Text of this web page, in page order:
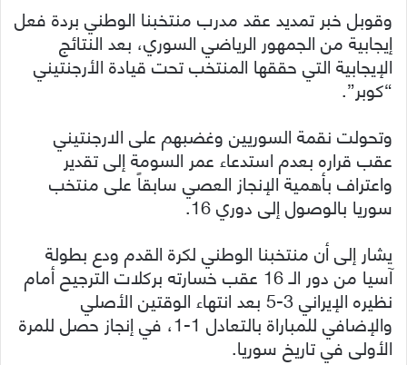
وقوبل خبر تمديد عقد مدرب منتخبنا الوطني بردة فعل
إيجابية من الجمهور الرياضي السوري، بعد النتائج
الإيجابية التي حققها المنتخب تحت قيادة الأرجنتيني
“كوبر”.
وتحولت نقمة السوريين وغضبهم على الارجنتيني
عقب قراره بعدم استدعاء عمر السومة إلى تقدير
واعتراف بأهمية الإنجاز العصي سابقاً على منتخب
سوريا بالوصول إلى دوري 16.
يشار إلى أن منتخبنا الوطني لكرة القدم ودع بطولة
آسيا من دور الـ 16 عقب خسارته بركلات الترجيح أمام
نظيره الإيراني 3-5 بعد انتهاء الوقتين الأصلي
والإضافي للمباراة بالتعادل 1-1، في إنجاز حصل للمرة
الأولى في تاريخ سوريا.